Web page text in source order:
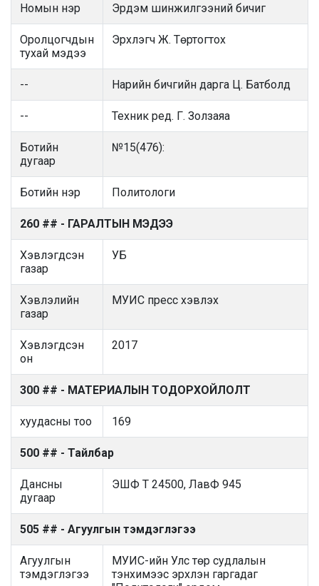
Номын нэр Эрдэм шинжилгээний бичиг
Оролцогчдын
тухай мэдээ
Эрхлэгч Ж. Төртогтох
-- Нарийн бичгийн дарга Ц. Батболд
-- Техник ред. Г. Золзаяа
Ботийн
дугаар
№15(476):
Ботийн нэр Политологи
260 ## - ГАРАЛТЫН МЭДЭЭ
Хэвлэгдсэн
газар
УБ
Хэвлэлийн
газар
МУИС пресс хэвлэх
Хэвлэгдсэн
он
2017
300 ## - МАТЕРИАЛЫН ТОДОРХОЙЛОЛТ
хуудасны тоо 169
500 ## - Тайлбар
Дансны
дугаар
ЭШФ Т 24500, ЛавФ 945
505 ## - Агуулгын тэмдэглэгээ
Агуулгын
тэмдэглэгээ
МУИС-ийн Улс төр судлалын
тэнхимээс эрхлэн гаргадаг